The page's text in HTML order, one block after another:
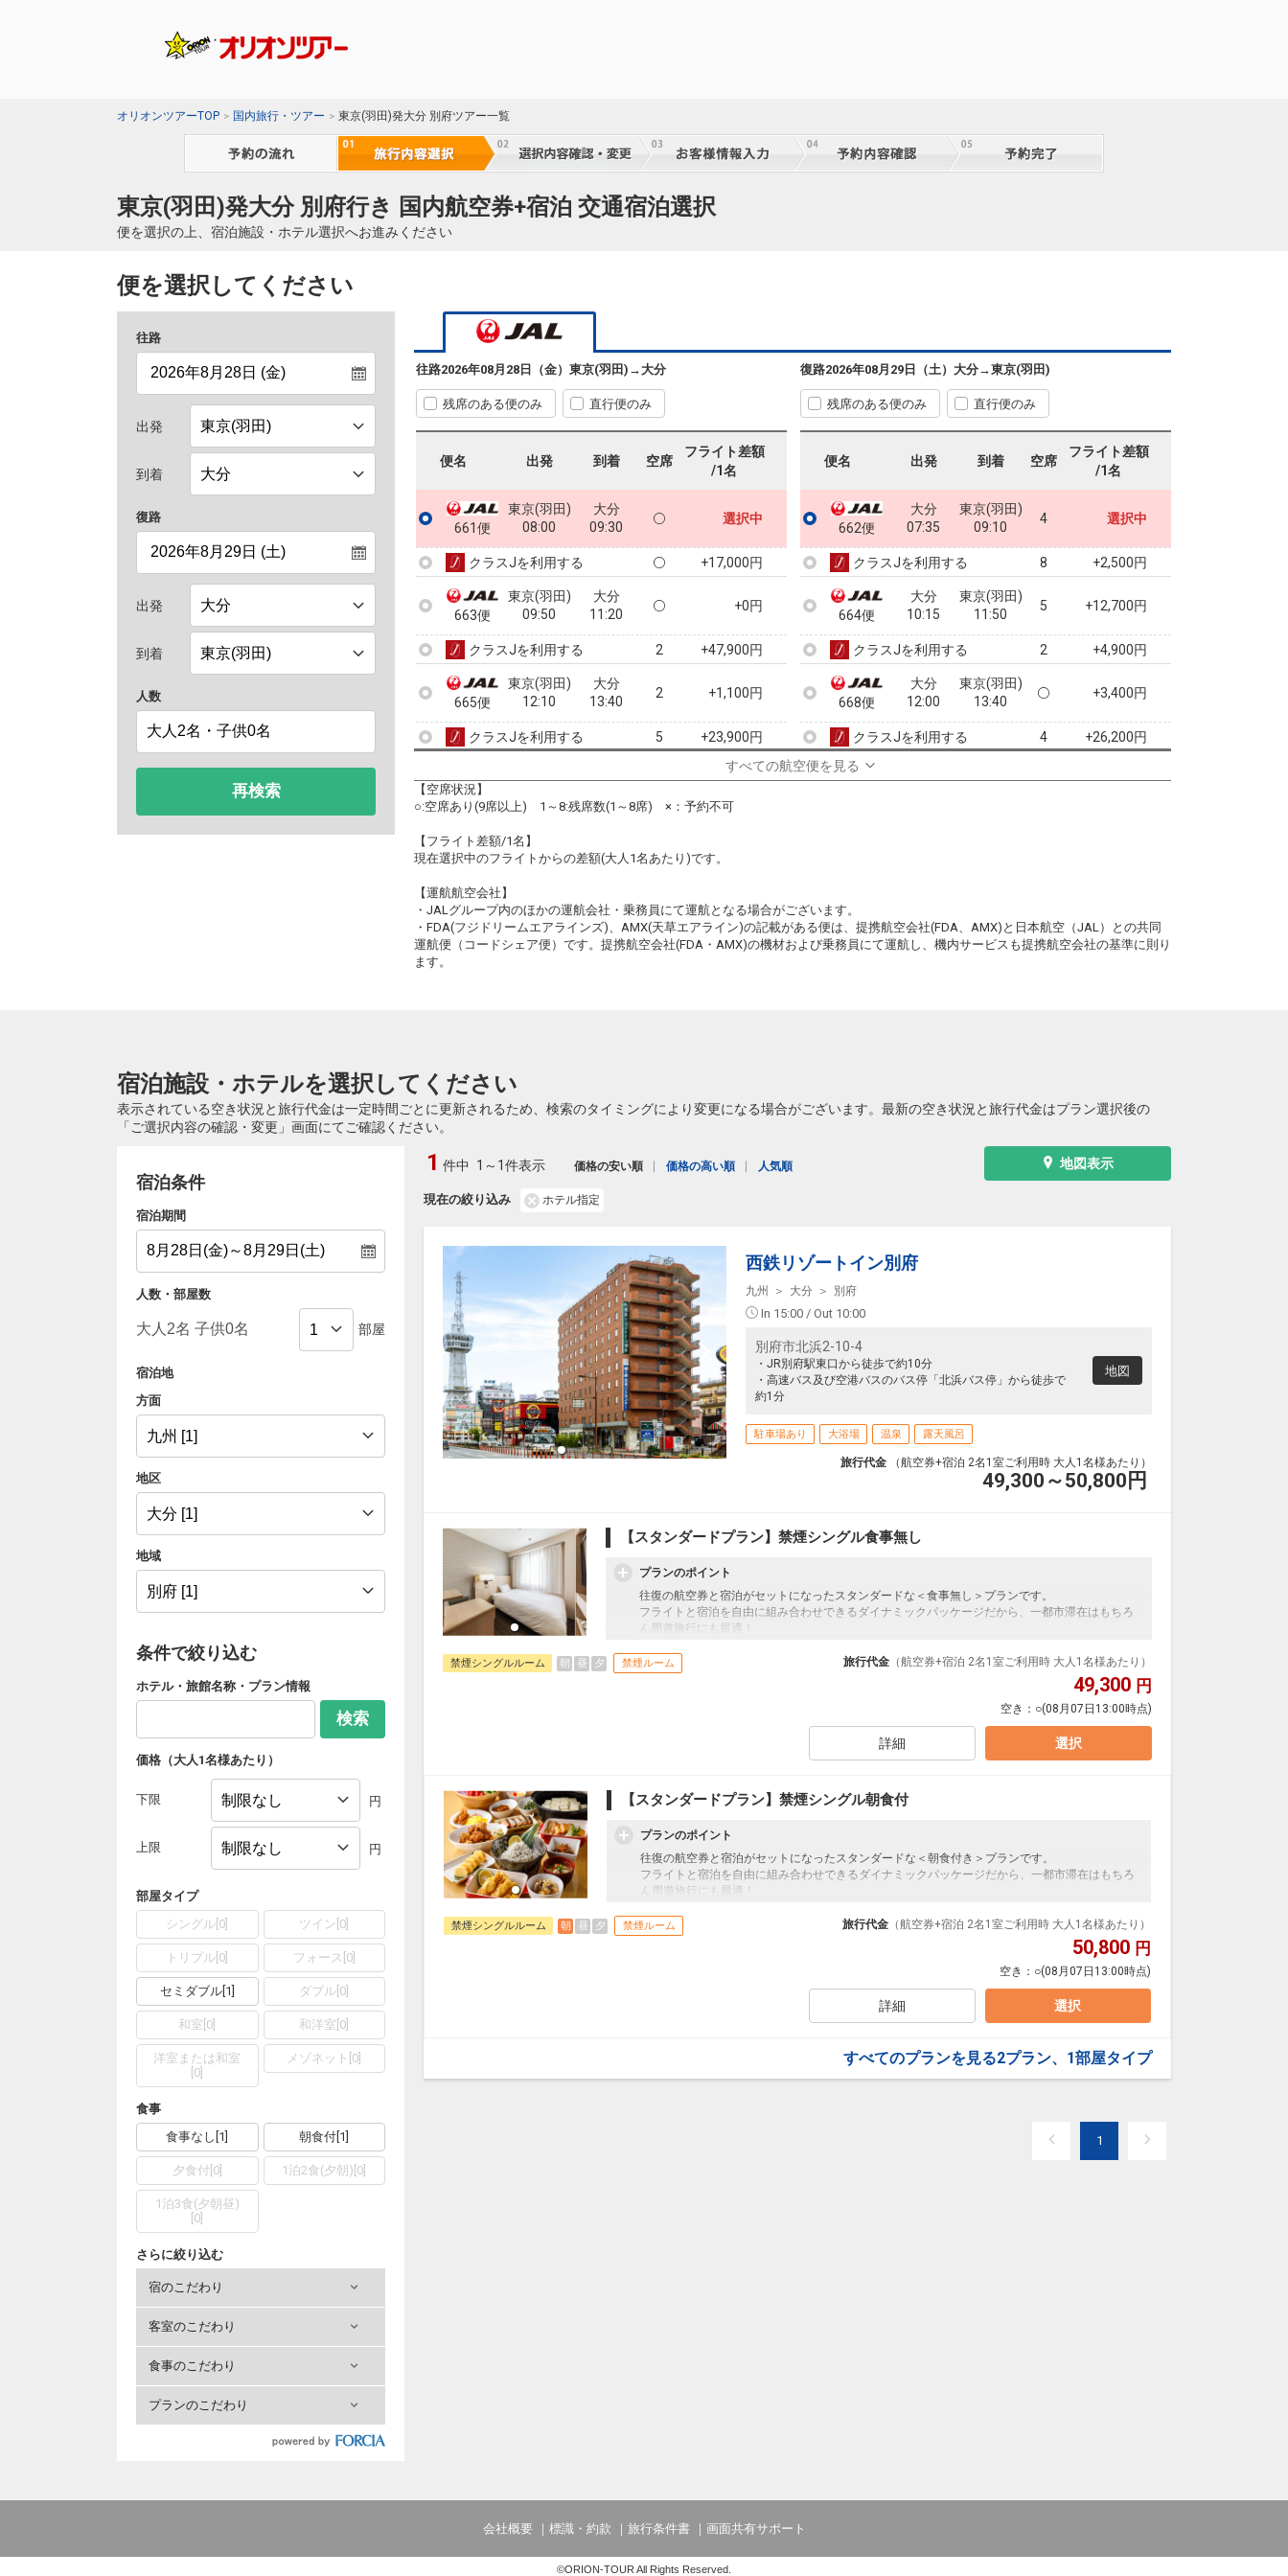
オリオンツアーTOP 国内旅行・ツアー 東京(羽田)発大分 別府ツアー一覧
東京(羽田)発大分 別府行き 国内航空券+宿泊 交通宿泊選択
便を選択の上、宿泊施設・ホテル選択へお進みください
便を選択してください
往路
出発
到着
復路
出発
到着
人数
再検索
往路2026年08月28日（金） 東京(羽田) →大分
残席のある便のみ 直行便のみ
便名 出発 到着 空席
フライト差額
/1名
661便
東京(羽田)
08:00
大分
09:30
選択中
クラスJを利用する +17,000円
663便
東京(羽田)
09:50
大分
11:20
+0円
クラスJを利用する 2 +47,900円
665便
東京(羽田)
12:10
大分
13:40
2 +1,100円
クラスJを利用する 5 +23,900円
667便
+1,100円
東京(羽田)
大分
+3,500円
クラスJを利用する 4 +2,600円
東京(羽田)
大分
+1,100円
復路2026年08月29日（土） 大分→東京(羽田)
残席のある便のみ 直行便のみ
便名 出発 到着 空席
フライト差額
/1名
662便
大分
07:35
東京(羽田)
09:10
4 選択中
クラスJを利用する 8 +2,500円
664便
大分
10:15
東京(羽田)
11:50
5 +12,700円
クラスJを利用する 2 +4,900円
668便
大分
12:00
東京(羽田)
13:40
+3,400円
クラスJを利用する 4 +26,200円
3 +5,800円
大分
東京(羽田)
+3,400円
すべての航空便を見る
【空席状況】
○:空席あり(9席以上) 1～8:残席数(1～8席) ×：予約不可
【フライト差額/1名】
現在選択中のフライトからの差額(大人1名あたり)です。
【運航航空会社】
・JALグループ内のほかの運航会社・乗務員にて運航となる場合がございます。
・FDA(フジドリームエアラインズ)、AMX(天草エアライン)の記載がある便は、提携航空会社(FDA、AMX)と日本航空（JAL）との共同
運航便（コードシェア便）です。提携航空会社(FDA・AMX)の機材および乗務員にて運航し、機内サービスも提携航空会社の基準に則り
ます。
宿泊施設・ホテルを選択してください
表示されている空き状況と旅行代金は一定時間ごとに更新されるため、検索のタイミングにより変更になる場合がございます。最新の空き状況と旅行代金はプラン選択後の
「ご選択内容の確認・変更」画面にてご確認ください。
宿泊条件
宿泊期間
人数・部屋数
部屋
宿泊地
方面
地区
地域
条件で絞り込む
ホテル・旅館名称・プラン情報
検索
価格（大人1名様あたり）
下限 円
上限 円
部屋タイプ
シングル 0 ツイン 0
トリプル 0 フォース 0]
セミダブル[ 1 ダブル 0
和室 0 和洋室 0
洋室または和室
0
メゾネット 0
食事
食事なし 1 朝食付 1
夕食付 0] 1泊2食(夕朝) 0
1泊3食(夕朝昼)
0
さらに絞り込む
宿のこだわり
客室のこだわり
食事のこだわり
プランのこだわり
地図表示
現在の絞り込み ホテル指定
1 件中 1～1件表示 価格の安い順 価格の高い順 人気順
西鉄リゾートイン別府
九州 大分 別府
In 15:00 / Out 10:00
別府市北浜2-10-4
・JR別府駅東口から徒歩で約10分
・高速バス及び空港バスのバス停「北浜バス停」から徒歩で
約1分
地図
駐車場あり 大浴場 温泉 露天風呂
旅行代金 （航空券+宿泊 2名1室ご利用時 大人1名様あたり）
49,300～50,800 円
【スタンダードプラン】禁煙シングル食事無し
プランのポイント
往復の航空券と宿泊がセットになったスタンダードな＜食事無し＞プランです。
フライトと宿泊を自由に組み合わせできるダイナミックパッケージだから、一都市滞在はもちろ
ん周遊旅行にも最適！
フライトは、安心のJAL（またはJALグループ）確約！フライトマイル50%貯まります。
オプションでレンタカーや現地交通・体験プランなどの追加（同時予約）が可能なプランもござ
禁煙シングルルーム 朝 昼 夕 禁煙ルーム 旅行代金 （航空券+宿泊 2名1室ご利用時 大人1名様あたり）
49,300 円
空き： ○(08月07日13:00時点)
詳細 選択
【スタンダードプラン】禁煙シングル朝食付
プランのポイント
往復の航空券と宿泊がセットになったスタンダードな＜朝食付き＞プランです。
フライトと宿泊を自由に組み合わせできるダイナミックパッケージだから、一都市滞在はもちろ
ん周遊旅行にも最適！
フライトは、安心のJAL（またはJALグループ）確約！フライトマイル50%貯まります。
オプションでレンタカーや現地交通・体験プランなどの追加（同時予約）が可能なプランもござ
ご利用時間 6:30～9:30 和洋ビュッフェ形式
中津からあげ・釜揚げしらす・魚コロッケ・団子汁・鶏めしなど
大分のご当地料理を盛り込んだ和洋ビュッフェ！
禁煙シングルルーム 朝 昼 夕 禁煙ルーム 旅行代金 （航空券+宿泊 2名1室ご利用時 大人1名様あたり）
50,800 円
空き： ○(08月07日13:00時点)
詳細 選択
すべてのプランを見る2プラン、1部屋タイプ
1
会社概要 標識・約款 旅行条件書 画面共有サポート
©ORION-TOUR All Rights Reserved.